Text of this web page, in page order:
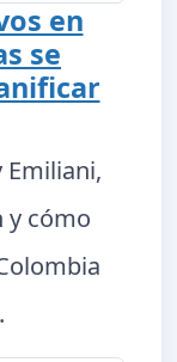
en
se
Emiliani,
y cómo